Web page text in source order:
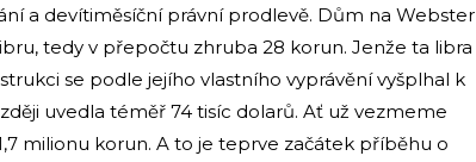
a devítiměsíční právní prodlevě. Dům na Webster
tedy v přepočtu zhruba 28 korun. Jenže ta libra
se podle jejího vlastního vyprávění vyšplhal k
uvedla téměř 74 tisíc dolarů. Ať už vezmeme
milionu korun. A to je teprve začátek příběhu o